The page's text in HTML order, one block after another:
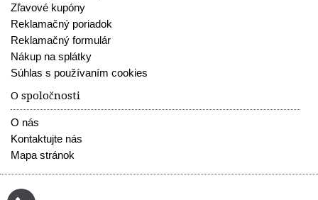
Zľavové kupóny
Reklamačný poriadok
Reklamačný formulár
Nákup na splátky
Súhlas s používaním cookies
O spoločnosti
O nás
Kontaktujte nás
Mapa stránok